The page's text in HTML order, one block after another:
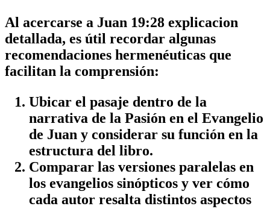
Al acercarse a Juan 19:28 explicacion
detallada, es útil recordar algunas
recomendaciones hermenéuticas que
facilitan la comprensión:
Ubicar el pasaje dentro de la
narrativa de la Pasión en el Evangelio
de Juan y considerar su función en la
estructura del libro.
Comparar las versiones paralelas en
los evangelios sinópticos y ver cómo
cada autor resalta distintos aspectos